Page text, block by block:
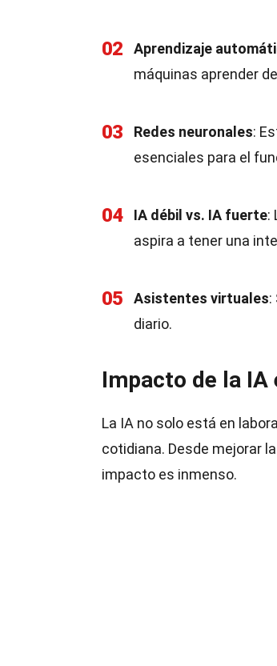
02 Aprendizaje
máquinas aprender
03 Redes neuronales:
esenciales para el
04 IA débil vs. IA fuerte:
aspira a tener una
05 Asistentes virtuales:
diario.
Impacto de la IA
La IA no solo está en
cotidiana. Desde mejorar
impacto es inmenso.